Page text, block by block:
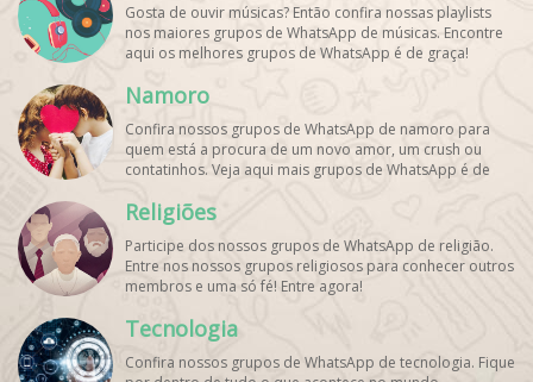
Gosta de ouvir músicas? Então confira nossas playlists
nos maiores grupos de WhatsApp de músicas. Encontre
aqui os melhores grupos de WhatsApp é de graça!
Namoro
Confira nossos grupos de WhatsApp de namoro para
quem está a procura de um novo amor, um crush ou
contatinhos. Veja aqui mais grupos de WhatsApp é de
Religiões
Participe dos nossos grupos de WhatsApp de religião.
Entre nos nossos grupos religiosos para conhecer outros
membros e uma só fé! Entre agora!
Tecnologia
Confira nossos grupos de WhatsApp de tecnologia. Fique